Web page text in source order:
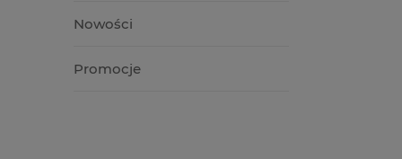
Nowości
Promocje